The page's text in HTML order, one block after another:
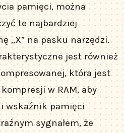
pamięci, można
te najbardziej
„X” na pasku narzędzi.
jest również
która jest
w RAM, aby
wskaźnik pamięci
sygnałem, że